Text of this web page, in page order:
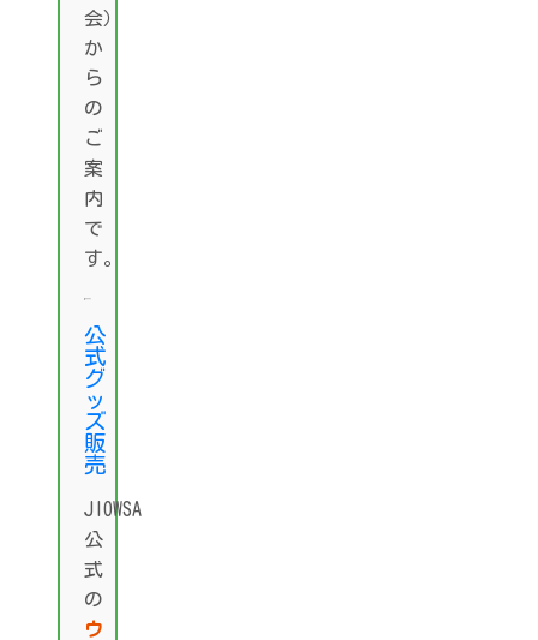
会）
か
ら
の
ご
案
内
で
す。
公
式
グ
ッ
ズ
販
売
JIOWSA
公
式
の
ウ